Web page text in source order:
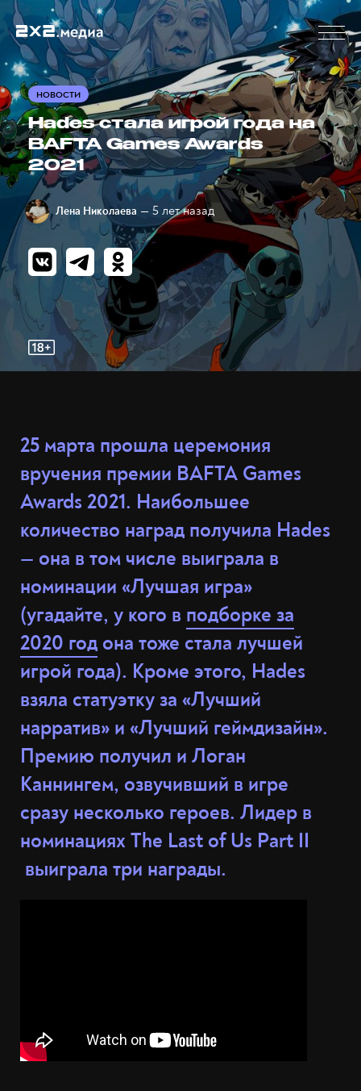
НОВОСТИ
Hades стала игрой года на
BAFTA Games Awards
2021
Лена Николаева — 5 лет назад
25 марта прошла церемония
вручения премии BAFTA Games
Awards 2021. Наибольшее
количество наград получила Hades
— она в том числе выиграла в
номинации «Лучшая игра»
(угадайте, у кого в подборке за
2020 год она тоже стала лучшей
игрой года). Кроме этого, Hades
взяла статуэтку за «Лучший
нарратив» и «Лучший геймдизайн».
Премию получил и Логан
Каннингем, озвучивший в игре
сразу несколько героев. Лидер в
номинациях The Last of Us Part II
выиграла три награды.